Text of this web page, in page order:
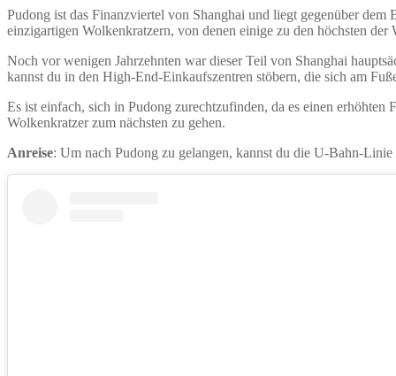
Pudong ist das Finanzviertel von Shanghai und liegt gegenüber
einzigartigen Wolkenkratzern, von denen einige zu den höchsten der
Noch vor wenigen Jahrzehnten war dieser Teil von Shanghai
kannst du in den High-End-Einkaufszentren stöbern, die sich am
Es ist einfach, sich in Pudong zurechtzufinden, da es einen
Wolkenkratzer zum nächsten zu gehen.
Anreise: Um nach Pudong zu gelangen, kannst du die U-Bahn-